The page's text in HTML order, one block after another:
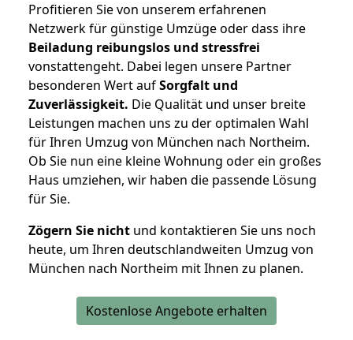
Profitieren Sie von unserem erfahrenen
Netzwerk für günstige Umzüge oder dass ihre
Beiladung reibungslos und stressfrei
vonstattengeht. Dabei legen unsere Partner
besonderen Wert aufSorgfalt und
Zuverlässigkeit. Die Qualität und unser breite
Leistungen machen uns zu der optimalen Wahl
für Ihren Umzug von München nach Northeim.
Ob Sie nun eine kleine Wohnung oder ein großes
Haus umziehen, wir haben die passende Lösung
für Sie.
Zögern Sie nicht und kontaktieren Sie uns noch
heute, um Ihren deutschlandweiten Umzug von
München nach Northeim mit Ihnen zu planen.
Kostenlose Angebote erhalten